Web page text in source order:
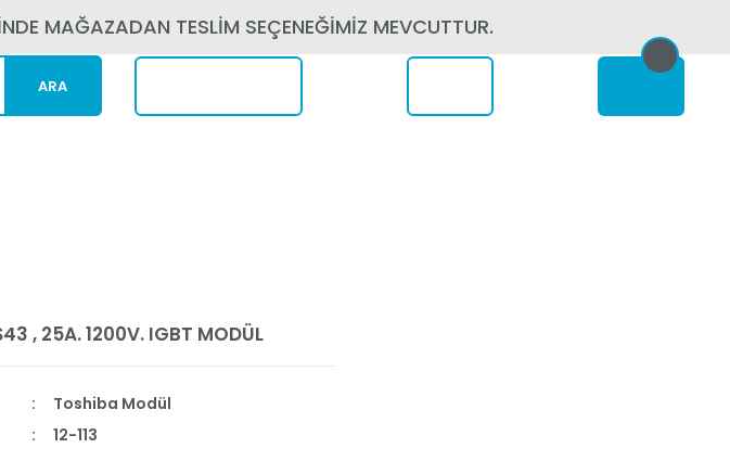
MAĞAZADAN TESLİM SEÇENEĞİMİZ MEVCUTTUR.
ARA
, 25A. 1200V. IGBT MODÜL
Toshiba Modül
12-113